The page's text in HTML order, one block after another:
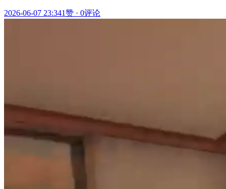
2026-06-07 23:341赞 · 0评论